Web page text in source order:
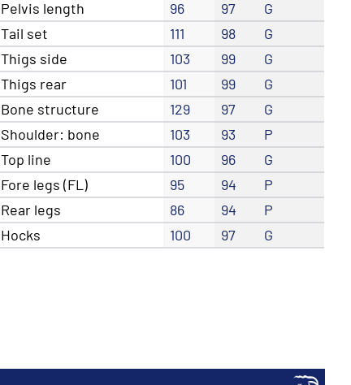
Pelvis length
96 97
G
Tail set
111 98
G
Thigs side
103 99
G
Thigs rear
101 99
G
Bone structure
129 97
G
Shoulder: bone
103 93
P
Top line
100 96
G
Fore legs (FL)
95 94
P
Rear legs
86 94
P
Hocks
100 97 G